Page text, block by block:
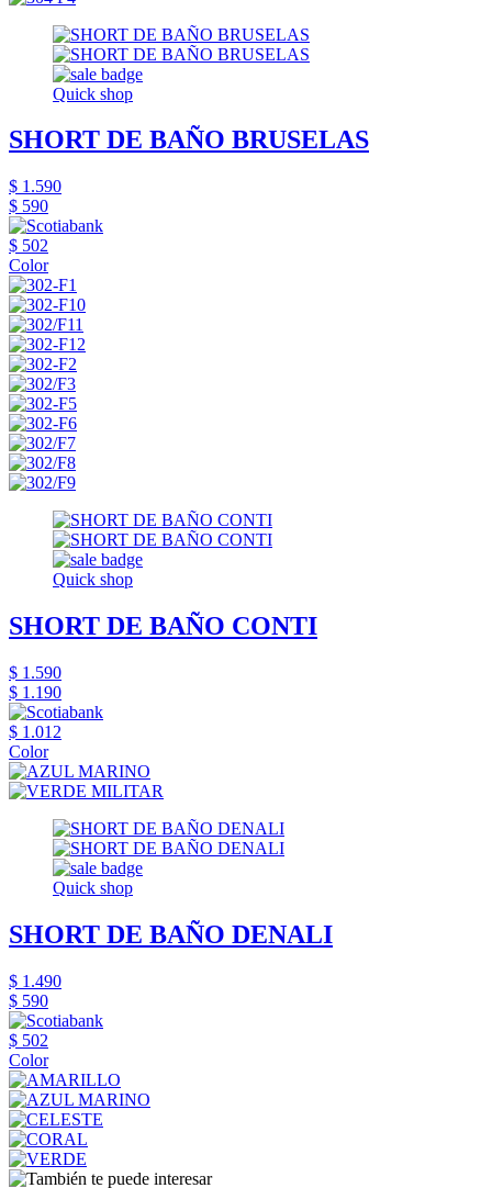
Quick shop
SHORT DE BAÑO BRUSELAS
$ 1.590
$ 590
$ 502
Color
Quick shop
SHORT DE BAÑO CONTI
$ 1.590
$ 1.190
$ 1.012
Color
Quick shop
SHORT DE BAÑO DENALI
$ 1.490
$ 590
$ 502
Color